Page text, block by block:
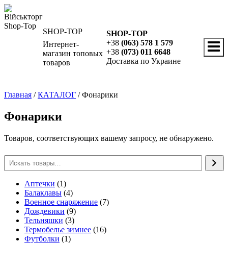
Перейти
к
содержимому
SHOP-TOP
Интернет-
магазин топовых
товаров
SHOP-TOP
+38 (063) 578 1 579
+38 (073) 011 6648
Доставка по Украине
Главная / КАТАЛОГ / Фонарики
Фонарики
Товаров, соответствующих вашему запросу, не обнаружено.
Аптечки 11
товар
Балаклавы 44
товара
Военное снаряжение 77
Дождевики 99
товаров
Тельняшки 33
товара
Термобелье зимнее 1616
Футболки 11